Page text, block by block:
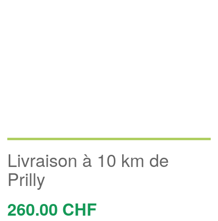
Livraison à 10 km de
Prilly
260.00 CHF